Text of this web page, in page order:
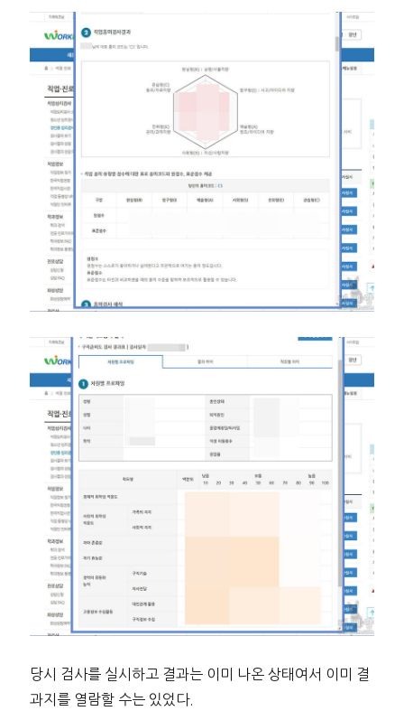
당시 검사를 실시하고 결과는 이미 나온 상태여서 이미 결
과지를 열람할 수는 있었다.